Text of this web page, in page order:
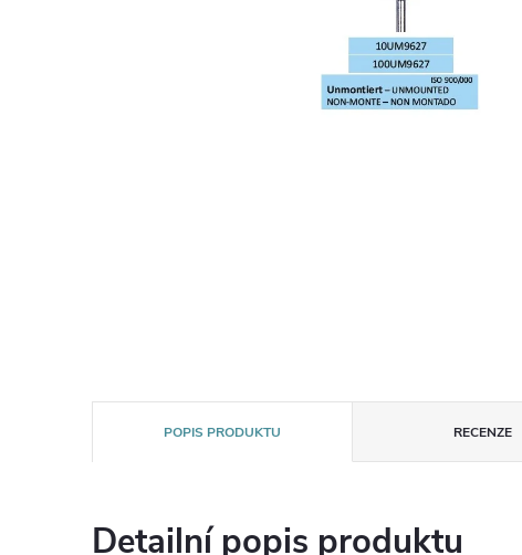
POPIS PRODUKTU RECENZE
Detailní popis produktu